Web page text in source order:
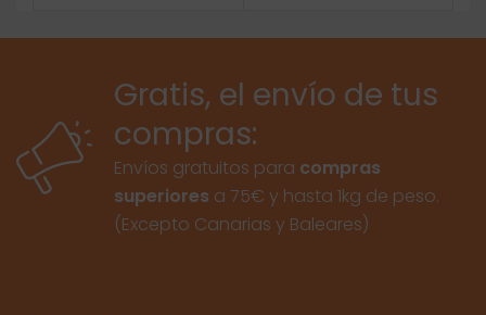
Gratis, el envío de tus
compras:
Envíos gratuitos para compras
superiores a 75€ y hasta 1kg de peso.
(Excepto Canarias y Baleares)